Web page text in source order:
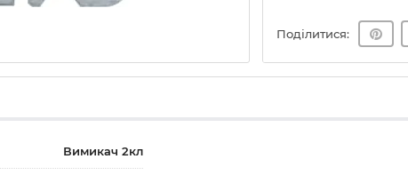
Поділитися:
Вимикач 2кл